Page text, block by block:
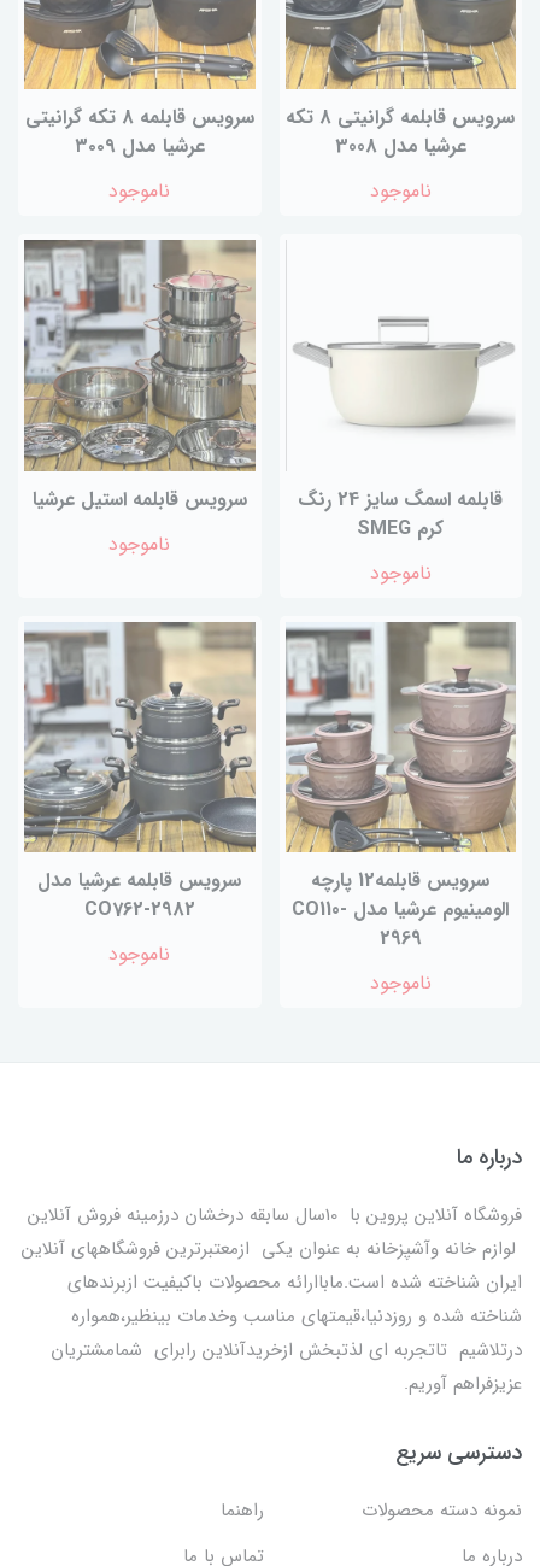
سرویس قابلمه گرانیتی 8 تکه
عرشیا مدل 3008
ناموجود
سرویس قابلمه 8 تکه گرانیتی
عرشیا مدل ۳۰۰۹
ناموجود
قابلمه اسمگ سایز 24 رنگ
کرم SMEG
ناموجود
سرویس قابلمه استیل عرشیا
ناموجود
سرویس قابلمه12 پارچه
الومینیوم عرشیا مدل CO110-
2969
ناموجود
سرویس قابلمه عرشیا مدل
CO762-2982
ناموجود
درباره ما
فروشگاه آنلاین پروین با 10سال سابقه درخشان درزمینه فروش آنلاین
لوازم خانه وآشپزخانه به عنوان یکی ازمعتبرترین فروشگاههای آنلاین
ایران شناخته شده است.ماباارائه محصولات باکیفیت ازبرندهای
شناخته شده و روزدنیا،قیمتهای مناسب وخدمات بینظیر،همواره
درتلاشیم تاتجربه ای لذتبخش ازخریدآنلاین رابرای شمامشتریان
عزیزفراهم آوریم.
دسترسی سریع
نمونه دسته محصولات
راهنما
درباره ما
تماس با ما